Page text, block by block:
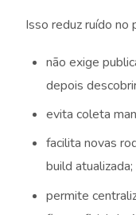
Isso reduz ruído no
não exige
depois
evita coleta
facilita novas
build atualizada;
permite